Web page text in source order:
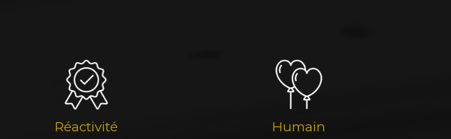
Réactivité Humain